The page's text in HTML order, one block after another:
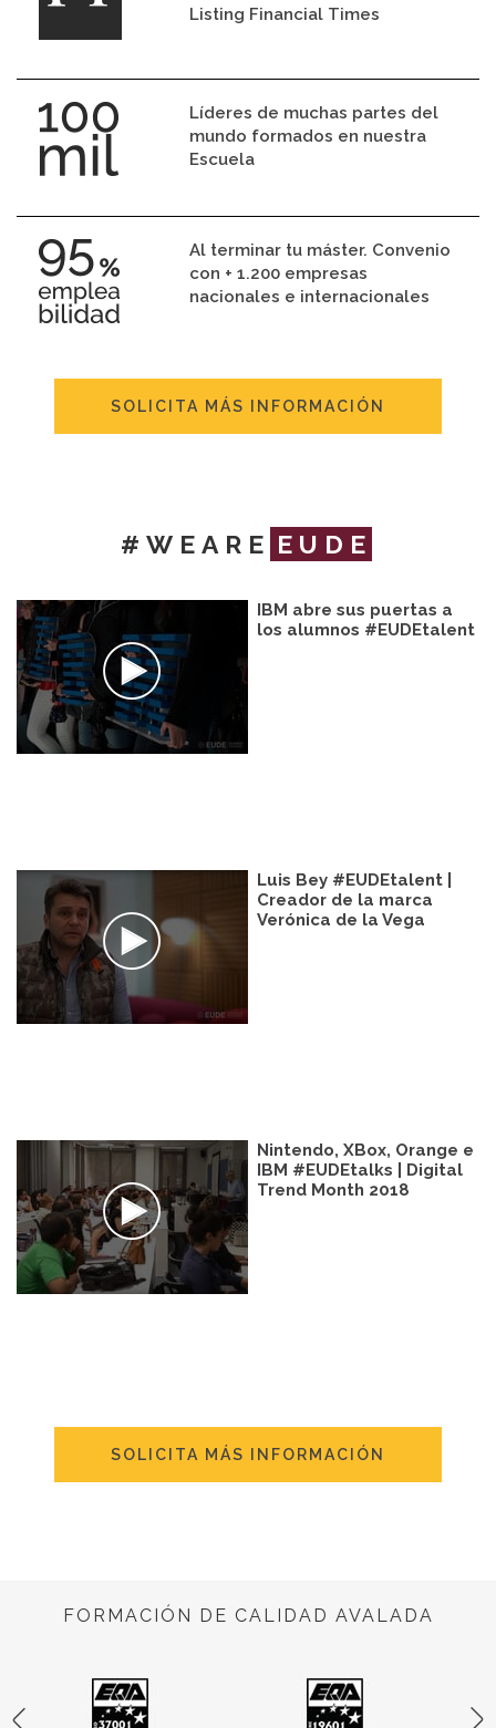
Listing Financial Times
Líderes de muchas partes del
mundo formados en nuestra
Escuela
Al terminar tu máster. Convenio
con + 1.200 empresas
nacionales e internacionales
SOLICITA MÁS INFORMACIÓN
#WEARE EUDE
IBM abre sus puertas a
los alumnos #EUDEtalent
Luis Bey #EUDEtalent |
Creador de la marca
Verónica de la Vega
Nintendo, XBox, Orange e
IBM #EUDEtalks | Digital
Trend Month 2018
SOLICITA MÁS INFORMACIÓN
FORMACIÓN DE CALIDAD AVALADA